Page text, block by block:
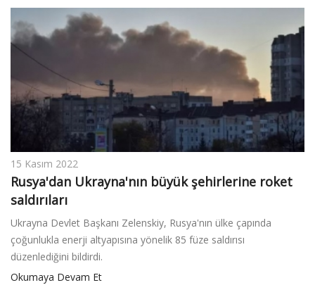
15 Kasım 2022
Rusya'dan Ukrayna'nın büyük şehirlerine roket
saldırıları
Ukrayna Devlet Başkanı Zelenskiy, Rusya'nın ülke çapında
çoğunlukla enerji altyapısına yönelik 85 füze saldırısı
düzenlediğini bildirdi.
Okumaya Devam Et